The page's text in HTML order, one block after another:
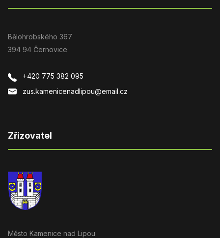
Bělohrobského 367
394 94 Černovice
+420 775 382 095
zus.kamenicenadlipou@email.cz
Zřizovatel
Město Kamenice nad Lipou